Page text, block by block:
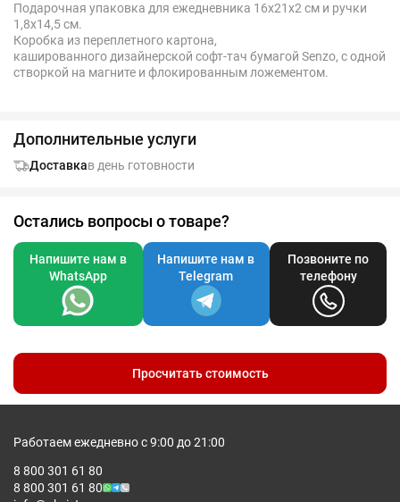
Подарочная упаковка для ежедневника 16х21x2 см и ручки
1,8х14,5 см.
Коробка из переплетного картона,
кашированного дизайнерской софт-тач бумагой Senzo, с одной
створкой на магните и флокированным ложементом.
Дополнительные услуги
Доставкав день готовности
Остались вопросы о товаре?
Напишите нам в
WhatsApp
Напишите нам в
Telegram
Позвоните по
телефону
Просчитать стоимость
Работаем ежедневно с 9:00 до 21:00
8 800 301 61 80
8 800 301 61 80